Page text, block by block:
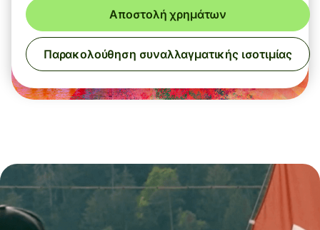
Αποστολή χρημάτων
Παρακολούθηση συναλλαγματικής ισοτιμίας